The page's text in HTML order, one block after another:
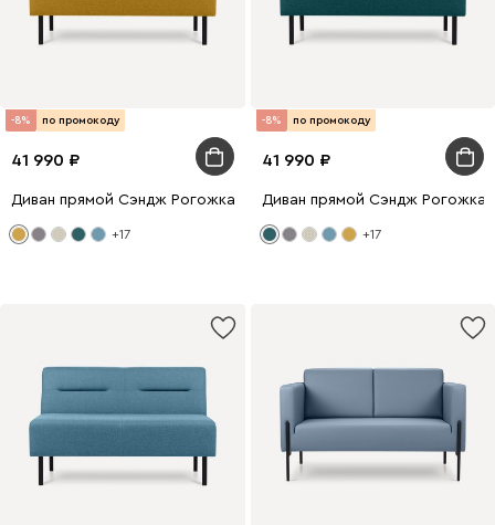
-8% по промокоду
41 990
Диван прямой Сэндж Рогожка Жёлтый
+17
-8% по промокоду
41 990
Диван прямой Сэндж Рогожка
+17